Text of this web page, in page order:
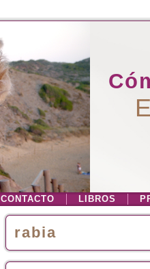
CONTACTO LIBROS
rabia